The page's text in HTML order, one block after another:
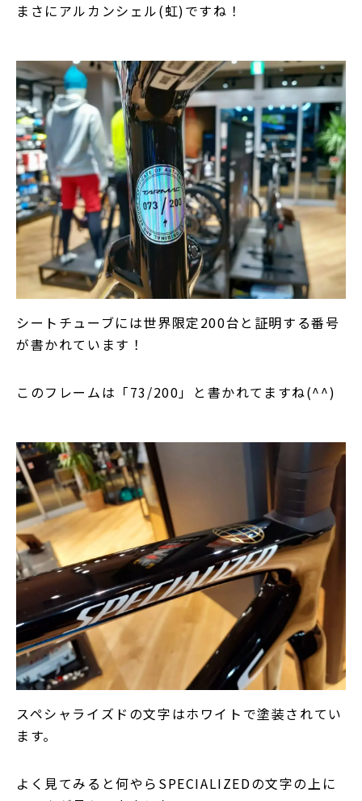
まさにアルカンシェル(虹)ですね！
シートチューブには世界限定200台と証明する番号
が書かれています！
このフレームは「73/200」と書かれてますね(^^)
スペシャライズドの文字はホワイトで塗装されてい
ます。
よく見てみると何やらSPECIALIZEDの文字の上に